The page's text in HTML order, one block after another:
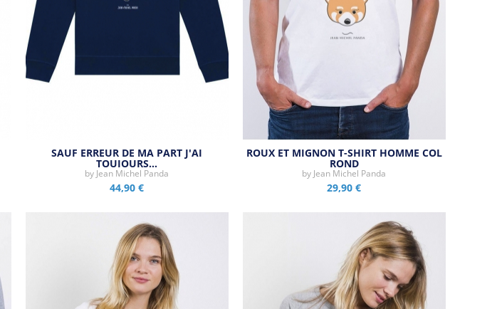
Aperçu rapide
SAUF ERREUR DE MA PART J'AI
TOUJOURS…
by Jean Michel Panda
44,90 € Aperçu rapide
ROUX ET MIGNON T-SHIRT HOMME COL
ROND
by Jean Michel Panda
29,90 €